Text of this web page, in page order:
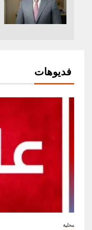
فديوهات
محلية